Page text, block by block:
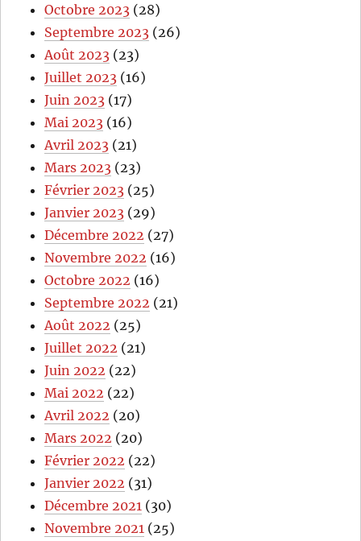
Octobre 2023 (28)
Septembre 2023 (26)
Août 2023 (23)
Juillet 2023 (16)
Juin 2023 (17)
Mai 2023 (16)
Avril 2023 (21)
Mars 2023 (23)
Février 2023 (25)
Janvier 2023 (29)
Décembre 2022 (27)
Novembre 2022 (16)
Octobre 2022 (16)
Septembre 2022 (21)
Août 2022 (25)
Juillet 2022 (21)
Juin 2022 (22)
Mai 2022 (22)
Avril 2022 (20)
Mars 2022 (20)
Février 2022 (22)
Janvier 2022 (31)
Décembre 2021 (30)
Novembre 2021 (25)